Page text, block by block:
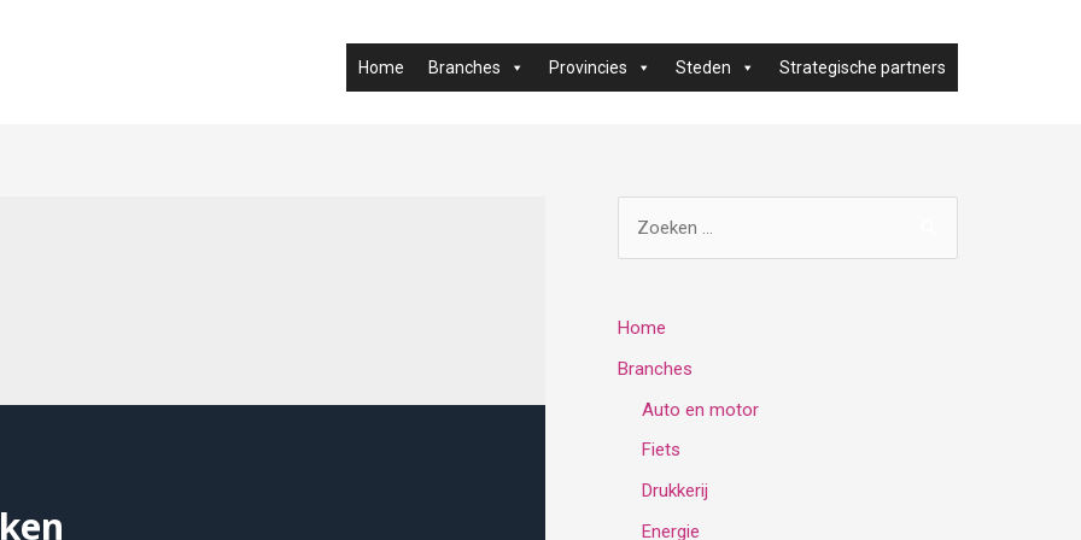
Home Branches Provincies Steden Strategische partners
k
e
Home
Branches
Auto en motor
Fiets
Drukkerij
Energie